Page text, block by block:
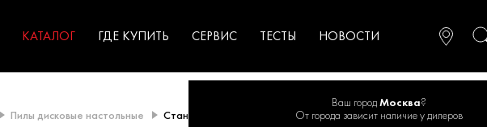
КАТАЛОГ садоводства
ГДЕ КУПИТЬ СЕРВИС ТЕСТЫ НОВОСТИ
Ваш городМосква?
От города зависит наличие у дилеров
Пилы дисковые настольные Станок распиловочный СР 825P (E2001.003.00)